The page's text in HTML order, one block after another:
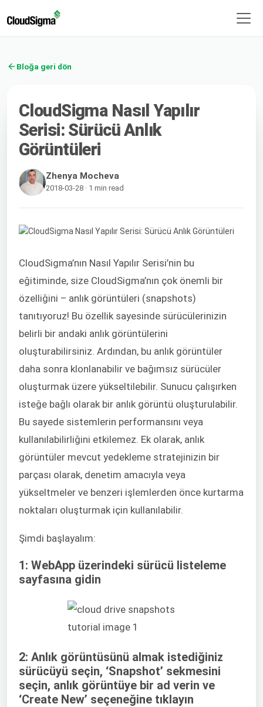
Bloğa geri dön
CloudSigma Nasıl Yapılır
Serisi: Sürücü Anlık
Görüntüleri
Zhenya Mocheva
2018-03-28 · 1 min read
CloudSigma’nın Nasıl Yapılır Serisi’nin bu
eğitiminde, size CloudSigma’nın çok önemli bir
özelliğini – anlık görüntüleri (snapshots)
tanıtıyoruz! Bu özellik sayesinde sürücülerinizin
belirli bir andaki anlık görüntülerini
oluşturabilirsiniz. Ardından, bu anlık görüntüler
daha sonra klonlanabilir ve bağımsız sürücüler
oluşturmak üzere yükseltilebilir. Sunucu çalışırken
isteğe bağlı olarak bir anlık görüntü oluşturulabilir.
Bu sayede sistemlerin performansını veya
kullanılabilirliğini etkilemez. Ek olarak, anlık
görüntüler mevcut yedekleme stratejinizin bir
parçası olarak, denetim amacıyla veya
yükseltmeler ve benzeri işlemlerden önce kurtarma
noktaları oluşturmak için kullanılabilir.
Şimdi başlayalım:
1: WebApp üzerindeki sürücü listeleme
sayfasına gidin
2: Anlık görüntüsünü almak istediğiniz
sürücüyü seçin, ‘Snapshot’ sekmesini
seçin, anlık görüntüye bir ad verin ve
‘Create New’ seçeneğine tıklayın